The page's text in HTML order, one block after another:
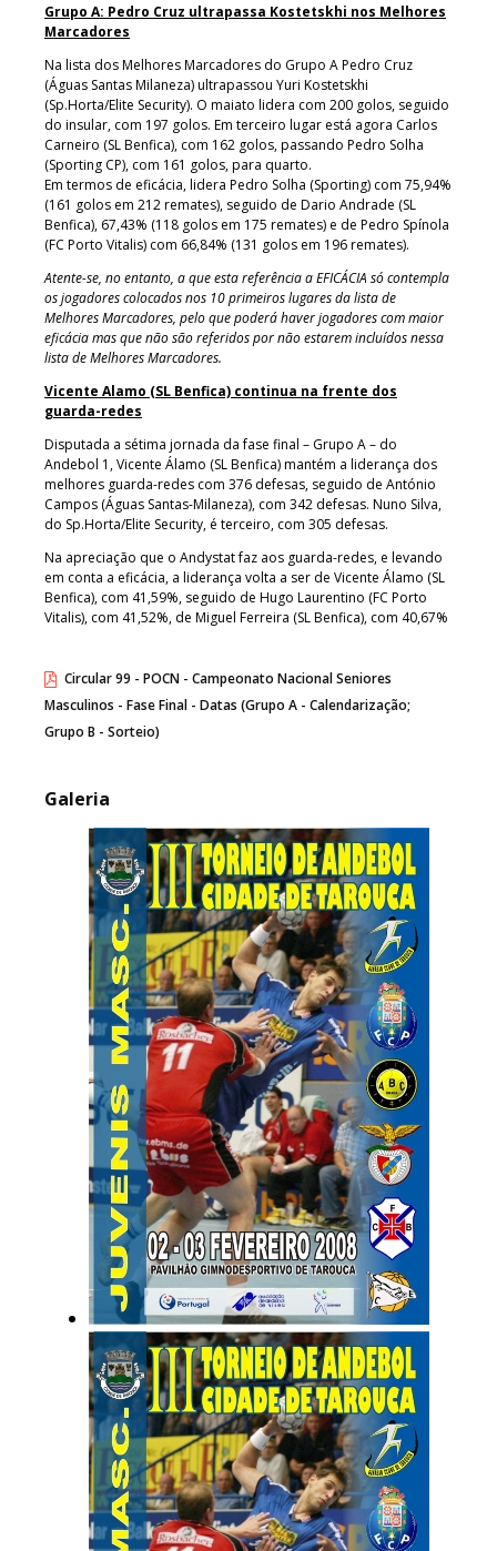
Grupo A: Pedro Cruz ultrapassa Kostetskhi nos Melhores
Marcadores
Na lista dos Melhores Marcadores do Grupo A Pedro Cruz
(Águas Santas Milaneza) ultrapassou Yuri Kostetskhi
(Sp.Horta/Elite Security). O maiato lidera com 200 golos, seguido
do insular, com 197 golos. Em terceiro lugar está agora Carlos
Carneiro (SL Benfica), com 162 golos, passando Pedro Solha
(Sporting CP), com 161 golos, para quarto.
Em termos de eficácia, lidera Pedro Solha (Sporting) com 75,94%
(161 golos em 212 remates), seguido de Dario Andrade (SL
Benfica), 67,43% (118 golos em 175 remates) e de Pedro Spínola
(FC Porto Vitalis) com 66,84% (131 golos em 196 remates).
Atente-se, no entanto, a que esta referência a EFICÁCIA só contempla
os jogadores colocados nos 10 primeiros lugares da lista de
Melhores Marcadores, pelo que poderá haver jogadores com maior
eficácia mas que não são referidos por não estarem incluídos nessa
lista de Melhores Marcadores.
Vicente Alamo (SL Benfica) continua na frente dos
guarda-redes
Disputada a sétima jornada da fase final – Grupo A – do
Andebol 1, Vicente Álamo (SL Benfica) mantém a liderança dos
melhores guarda-redes com 376 defesas, seguido de António
Campos (Águas Santas-Milaneza), com 342 defesas. Nuno Silva,
do Sp.Horta/Elite Security, é terceiro, com 305 defesas.
Na apreciação que o Andystat faz aos guarda-redes, e levando
em conta a eficácia, a liderança volta a ser de Vicente Álamo (SL
Benfica), com 41,59%, seguido de Hugo Laurentino (FC Porto
Vitalis), com 41,52%, de Miguel Ferreira (SL Benfica), com 40,67%
Circular 99 - POCN - Campeonato Nacional Seniores
Masculinos - Fase Final - Datas (Grupo A - Calendarização;
Grupo B - Sorteio)
Galeria